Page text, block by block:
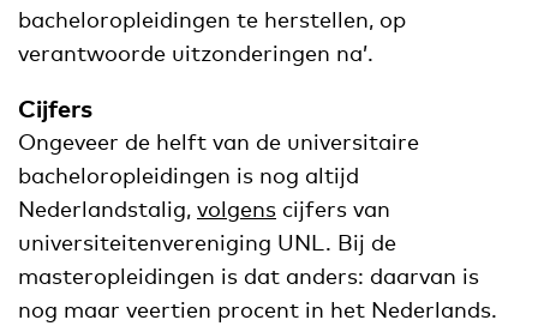
bacheloropleidingen te herstellen, op
verantwoorde uitzonderingen na’.
Cijfers
Ongeveer de helft van de universitaire
bacheloropleidingen is nog altijd
Nederlandstalig, volgens cijfers van
universiteitenvereniging UNL. Bij de
masteropleidingen is dat anders: daarvan is
nog maar veertien procent in het Nederlands.